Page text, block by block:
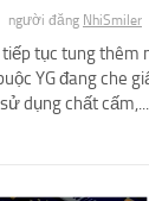
người đăng NhiSmiler
tiếp tục tung thêm
YG đang che
dụng chất cấm,...